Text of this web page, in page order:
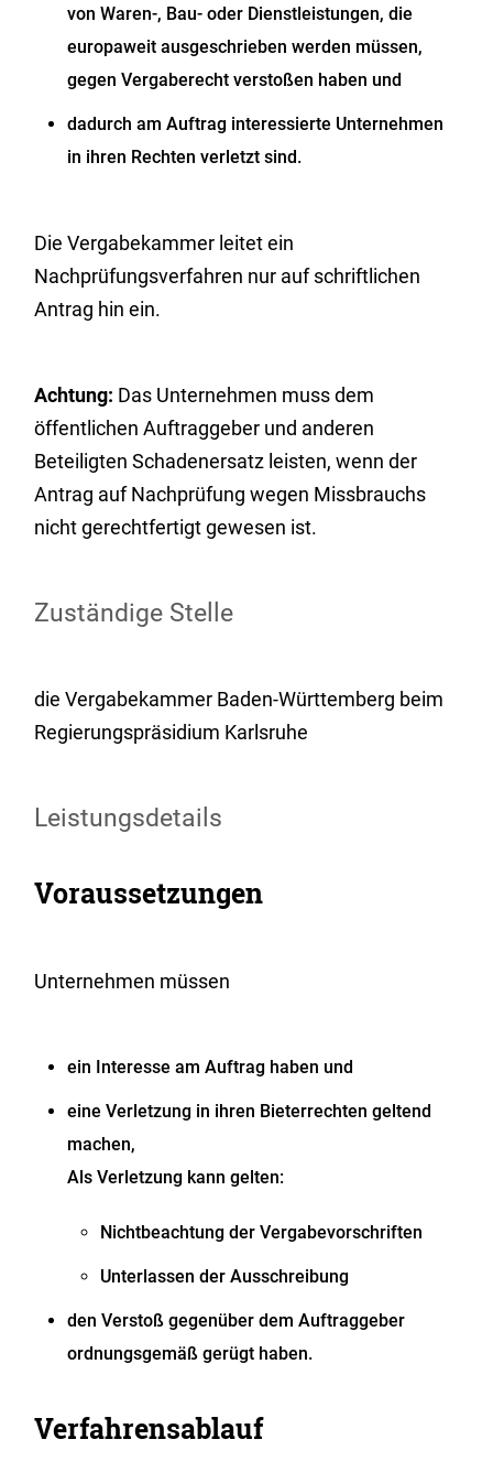
von Waren-, Bau- oder Dienstleistungen, die
europaweit ausgeschrieben werden müssen,
gegen Vergaberecht verstoßen haben und
dadurch am Auftrag interessierte Unternehmen
in ihren Rechten verletzt sind.
Die Vergabekammer leitet ein
Nachprüfungsverfahren nur auf schriftlichen
Antrag hin ein.
Achtung: Das Unternehmen muss dem
öffentlichen Auftraggeber und anderen
Beteiligten Schadenersatz leisten, wenn der
Antrag auf Nachprüfung wegen Missbrauchs
nicht gerechtfertigt gewesen ist.
Zuständige Stelle
die Vergabekammer Baden-Württemberg beim
Regierungspräsidium Karlsruhe
Leistungsdetails
Voraussetzungen
Unternehmen müssen
ein Interesse am Auftrag haben und
eine Verletzung in ihren Bieterrechten geltend
machen,
Als Verletzung kann gelten:
Nichtbeachtung der Vergabevorschriften
Unterlassen der Ausschreibung
den Verstoß gegenüber dem Auftraggeber
ordnungsgemäß gerügt haben.
Verfahrensablauf